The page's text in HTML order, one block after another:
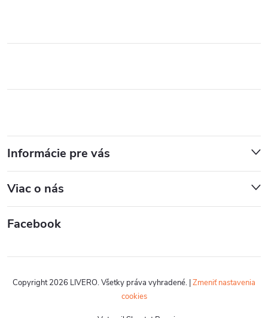
Informácie pre vás
Viac o nás
Facebook
Copyright 2026 LIVERO. Všetky práva vyhradené. |Zmeniť nastavenia
cookies